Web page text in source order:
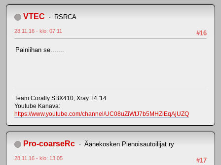
VTEC RSRCA
#16
28.11.16 - klo: 07.11
Painiihan se.......
Team Corally SBX410, Xray T4 '14
Youtube Kanava:
https://www.youtube.com/channel/UC08uZiWtJ7b5MHZiEqAjUZQ
Pro-coarseRc Äänekosken Pienoisautoilijat ry
#17
28.11.16 - klo: 13.05